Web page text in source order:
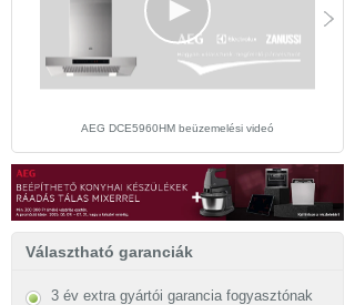
AEG DCE5960HM beüzemelési videó
Választható garanciák
3 év extra gyártói garancia fogyasztónak